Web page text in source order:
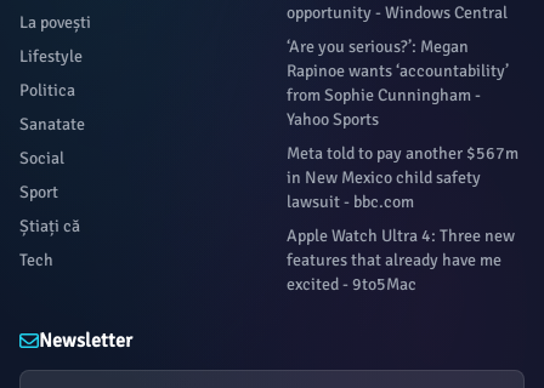
La povești
Lifestyle
Politica
Sanatate
Social
Sport
Știați că
Tech
opportunity - Windows Central
‘Are you serious?’: Megan
Rapinoe wants ‘accountability’
from Sophie Cunningham -
Yahoo Sports
Meta told to pay another $567m
in New Mexico child safety
lawsuit - bbc.com
Apple Watch Ultra 4: Three new
features that already have me
excited - 9to5Mac
Newsletter